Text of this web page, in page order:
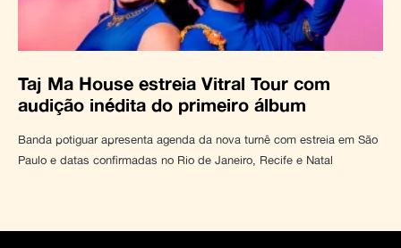
Taj Ma House estreia Vitral Tour com
audição inédita do primeiro álbum
Banda potiguar apresenta agenda da nova turnê com estreia em São
Paulo e datas confirmadas no Rio de Janeiro, Recife e Natal